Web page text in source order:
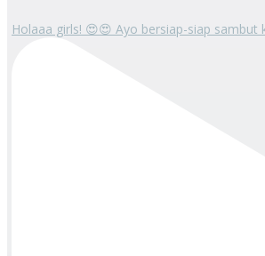
Holaaa girls! 😍😍 Ayo bersiap-siap sambut